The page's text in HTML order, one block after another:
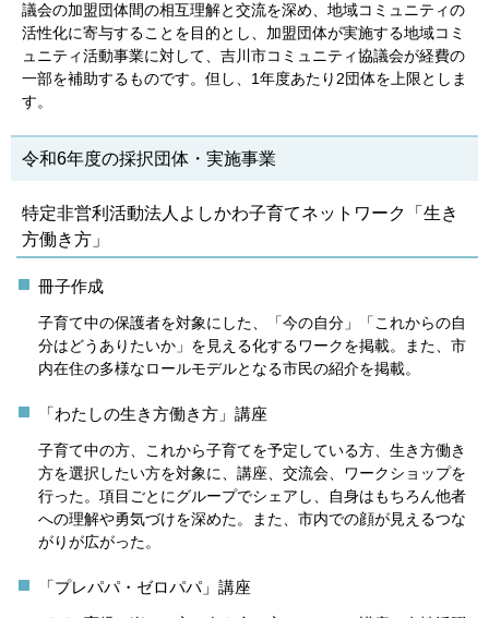
議会の加盟団体間の相互理解と交流を深め、地域コミュニティの
活性化に寄与することを目的とし、加盟団体が実施する地域コミ
ュニティ活動事業に対して、吉川市コミュニティ協議会が経費の
一部を補助するものです。但し、1年度あたり2団体を上限としま
す。
令和6年度の採択団体・実施事業
特定非営利活動法人よしかわ子育てネットワーク「生き
方働き方」
冊子作成
子育て中の保護者を対象にした、「今の自分」「これからの自
分はどうありたいか」を見える化するワークを掲載。また、市
内在住の多様なロールモデルとなる市民の紹介を掲載。
「わたしの生き方働き方」講座
子育て中の方、これから子育てを予定している方、生き方働き
方を選択したい方を対象に、講座、交流会、ワークショップを
行った。項目ごとにグループでシェアし、自身はもちろん他者
への理解や勇気づけを深めた。また、市内での顔が見えるつな
がりが広がった。
「プレパパ・ゼロパパ」講座